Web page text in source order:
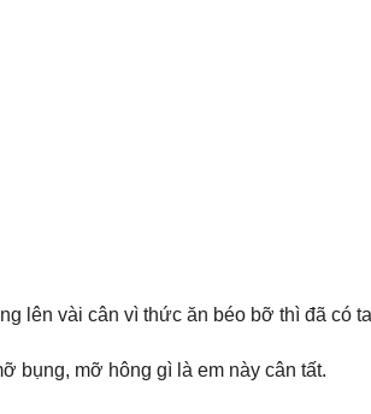
lên vài cân vì thức ăn béo bỡ thì đã có
bụng, mỡ hông gì là em này cân tất.